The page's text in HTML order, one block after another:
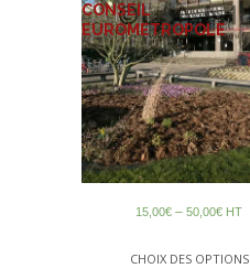
CONSEIL
EUROMETROPOLE
15,00€ –50,00€ HT
CHOIX DES OPTIONS